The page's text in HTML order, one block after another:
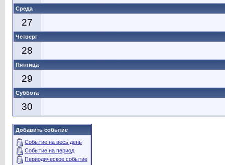
Среда
27
Четверг
28
Пятница
29
Суббота
30
Добавить событие
Событие на весь день
Событие на период
Периодическое событие